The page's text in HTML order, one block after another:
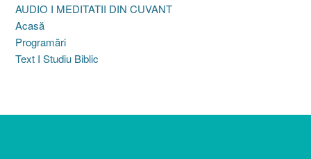
AUDIO I MEDITATII DIN CUVANT
Acasă
Programări
Text I Studiu Biblic